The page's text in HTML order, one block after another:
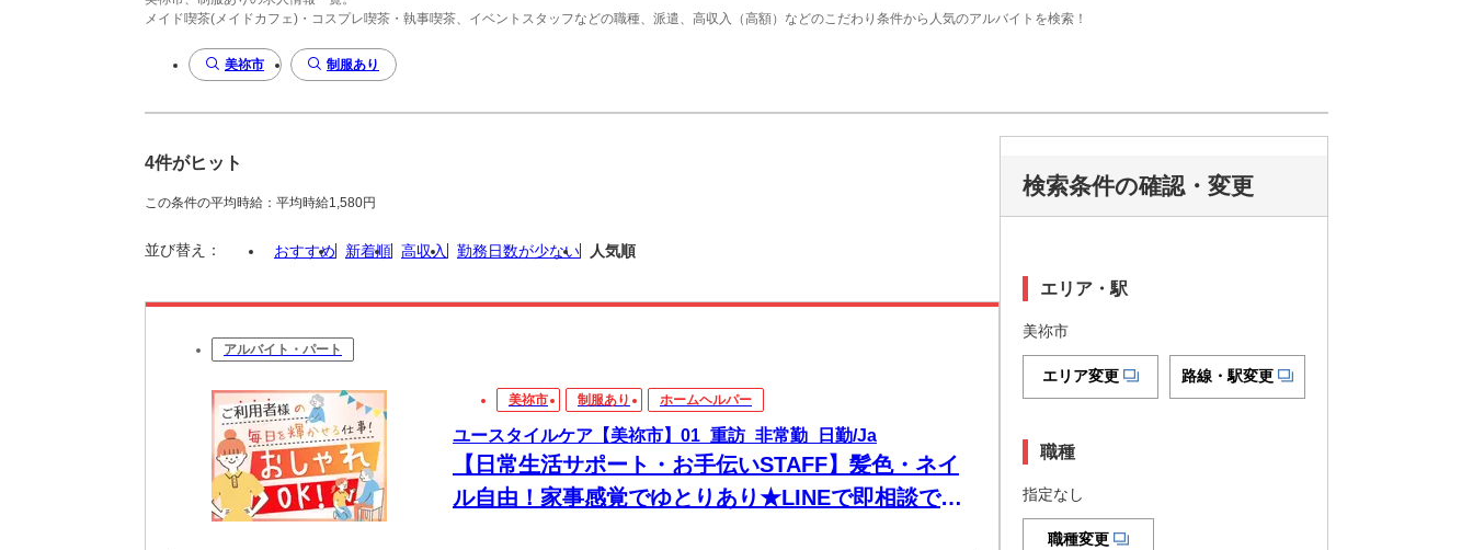
メイド喫茶(メイドカフェ)・コスプレ喫茶・執事喫茶、イベントスタッフなどの職種、派遣、高収入（高額）などのこだわり条件から人気のアルバイトを検索！
美祢市 制服あり
4件がヒット
この条件の平均時給：平均時給1,580円
並び替え： おすすめ 新着順 高収入 勤務日数が少ない 人気順
アルバイト・パート
美祢市 制服あり ホームヘルパー
ユースタイルケア【美祢市】01_重訪_非常勤_日勤/Ja
【日常生活サポート・お手伝いSTAFF】髪色・ネイ
ル自由！家事感覚でゆとりあり★LINEで即相談でき
検索条件の確認・変更
エリア・駅
美祢市
エリア変更 路線・駅変更
職種
指定なし
職種変更